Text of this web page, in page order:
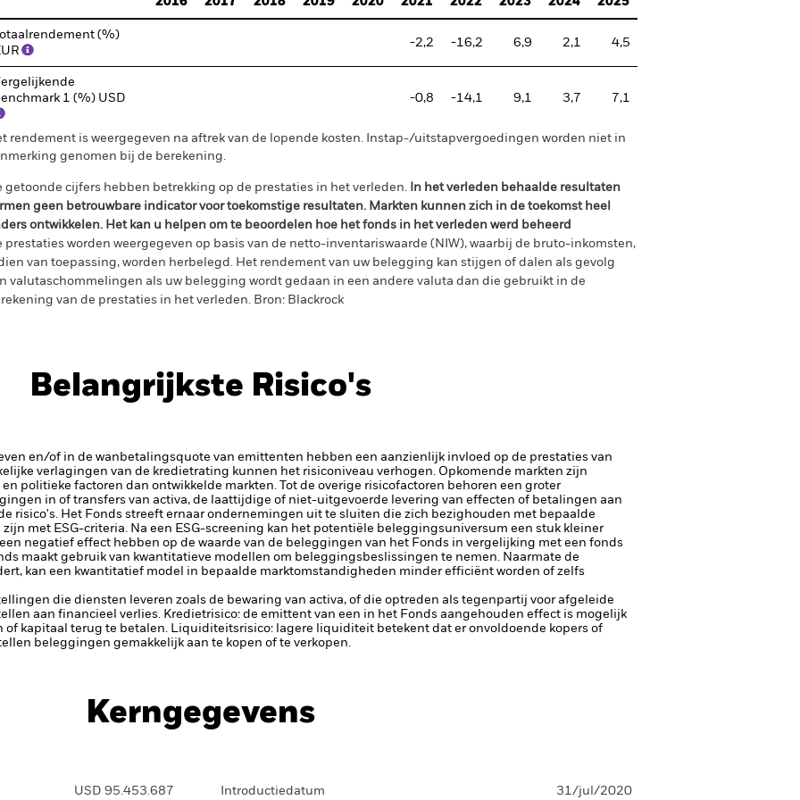
Totaalrendement (%)
-2,2 -16,2 6,9 2,1 4,5
1 (%) USD
-0,8 -14,1 9,1 3,7 7,1
rendement is weergegeven na aftrek van de lopende kosten. Instap-/uitstapvergoedingen worden niet in
genomen bij de berekening.
getoonde cijfers hebben betrekking op de prestaties in het verleden. In het verleden behaalde resultaten
geen betrouwbare indicator voor toekomstige resultaten. Markten kunnen zich in de toekomst heel
ontwikkelen. Het kan u helpen om te beoordelen hoe het fonds in het verleden werd beheerd
prestaties worden weergegeven op basis van de netto-inventariswaarde (NIW), waarbij de bruto-inkomsten,
van toepassing, worden herbelegd. Het rendement van uw belegging kan stijgen of dalen als gevolg
valutaschommelingen als uw belegging wordt gedaan in een andere valuta dan die gebruikt in de
van de prestaties in het verleden. Bron: Blackrock
Belangrijkste Risico's
en/of in de wanbetalingsquote van emittenten hebben een aanzienlijk invloed op de prestaties van
verlagingen van de kredietrating kunnen het risiconiveau verhogen. Opkomende markten zijn
politieke factoren dan ontwikkelde markten. Tot de overige risicofactoren behoren een groter
in of transfers van activa, de laattijdige of niet-uitgevoerde levering van effecten of betalingen aan
risico's. Het Fonds streeft ernaar ondernemingen uit te sluiten die zich bezighouden met bepaalde
met ESG-criteria. Na een ESG-screening kan het potentiële beleggingsuniversum een stuk kleiner
negatief effect hebben op de waarde van de beleggingen van het Fonds in vergelijking met een fonds
maakt gebruik van kwantitatieve modellen om beleggingsbeslissingen te nemen. Naarmate de
kan een kwantitatief model in bepaalde marktomstandigheden minder efficiënt worden of zelfs
die diensten leveren zoals de bewaring van activa, of die optreden als tegenpartij voor afgeleide
aan financieel verlies. Kredietrisico: de emittent van een in het Fonds aangehouden effect is mogelijk
of kapitaal terug te betalen. Liquiditeitsrisico: lagere liquiditeit betekent dat er onvoldoende kopers of
beleggingen gemakkelijk aan te kopen of te verkopen.
Kerngegevens
USD 95.453.687 Introductiedatum 31/jul/2020